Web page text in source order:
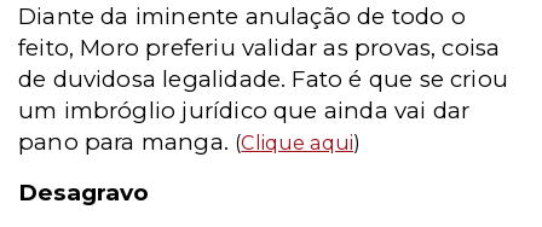
Diante da iminente anulação de todo o
feito, Moro preferiu validar as provas, coisa
de duvidosa legalidade. Fato é que se criou
um imbróglio jurídico que ainda vai dar
pano para manga. (Clique aqui)
Desagravo